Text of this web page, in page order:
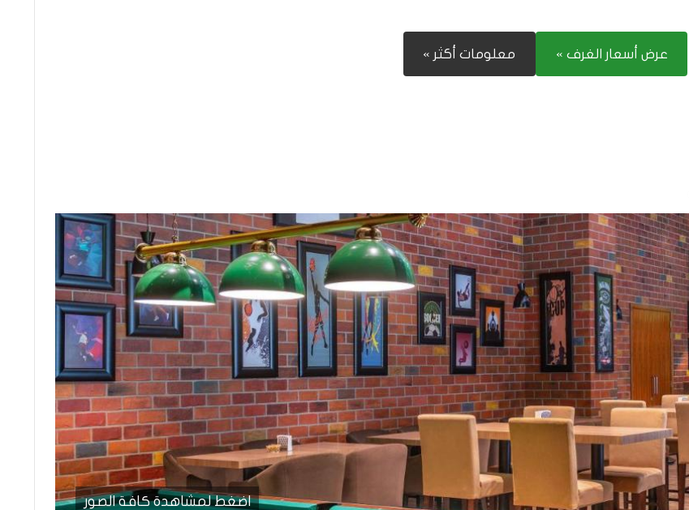
عرض أسعار الغرف » معلومات أكثر »
اضغط لمشاهدة كافة الصور